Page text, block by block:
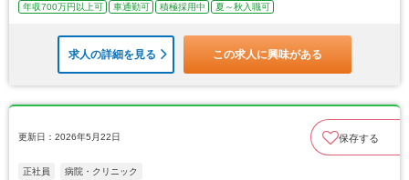
年収700万円以上可 車通勤可 積極採用中 夏～秋入職可
求人の詳細を見る この求人に興味がある
更新日：2026年5月22日 保存する
正社員 病院・クリニック